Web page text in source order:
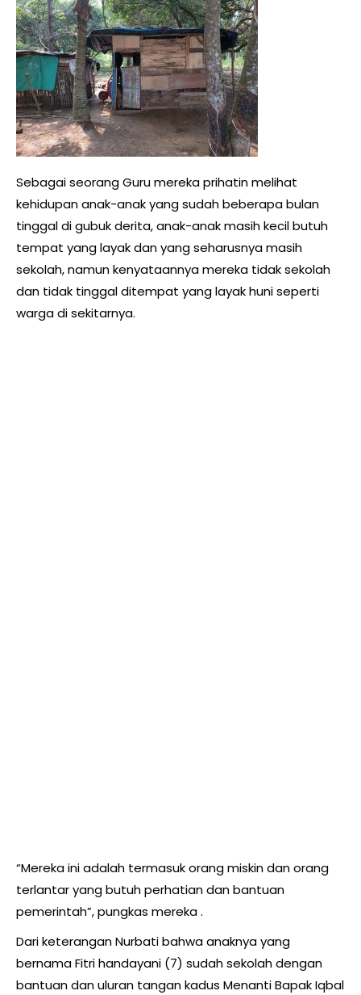
Sebagai seorang Guru mereka prihatin melihat
kehidupan anak-anak yang sudah beberapa bulan
tinggal di gubuk derita, anak-anak masih kecil butuh
tempat yang layak dan yang seharusnya masih
sekolah, namun kenyataannya mereka tidak sekolah
dan tidak tinggal ditempat yang layak huni seperti
warga di sekitarnya.
“Mereka ini adalah termasuk orang miskin dan orang
terlantar yang butuh perhatian dan bantuan
pemerintah”, pungkas mereka .
Dari keterangan Nurbati bahwa anaknya yang
bernama Fitri handayani (7) sudah sekolah dengan
bantuan dan uluran tangan kadus Menanti Bapak Iqbal